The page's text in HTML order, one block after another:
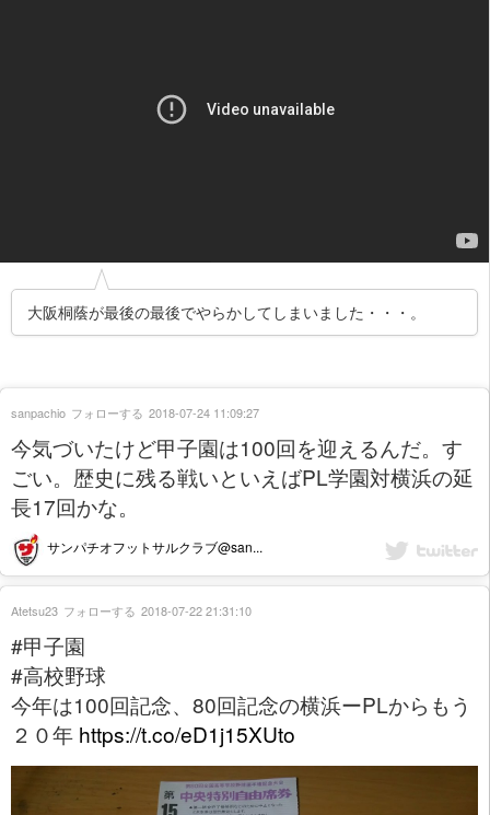
大阪桐蔭が最後の最後でやらかしてしまいました・・・。
今気づいたけど甲子園は100回を迎えるんだ。す
ごい。歴史に残る戦いといえばPL学園対横浜の延
長17回かな。
サンパチオフットサルクラブ@san...
sanpachio フォローする 2018-07-24 11:09:27
#甲子園
#高校野球
今年は100回記念、80回記念の横浜ーPLからもう
２０年 https://t.co/eD1j15XUto
Atetsu23 フォローする 2018-07-22 21:31:10